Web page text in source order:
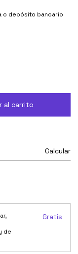
o depósito bancario
Calcular
de
Gratis